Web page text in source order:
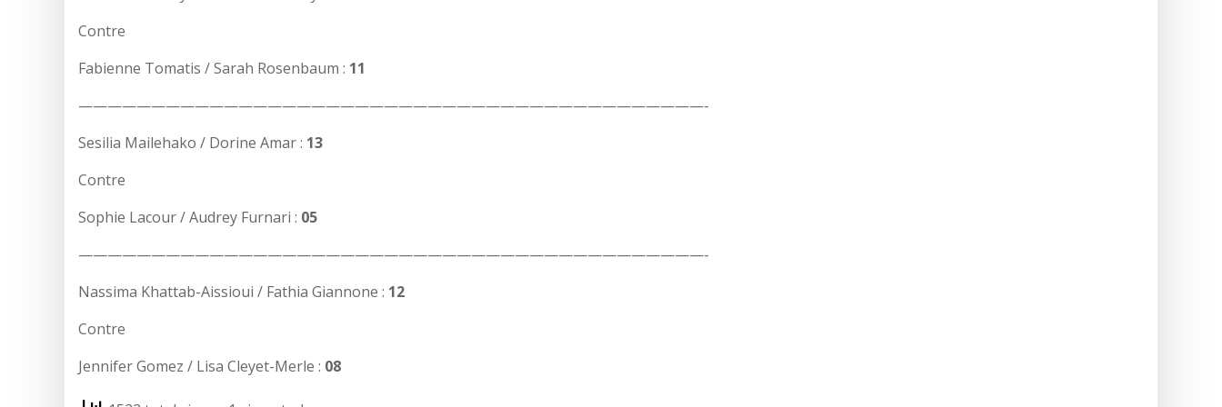
Contre
Fabienne Tomatis / Sarah Rosenbaum : 11
———————————————————————————————————————————-
Sesilia Mailehako / Dorine Amar : 13
Contre
Sophie Lacour / Audrey Furnari : 05
———————————————————————————————————————————-
Nassima Khattab-Aissioui / Fathia Giannone : 12
Contre
Jennifer Gomez / Lisa Cleyet-Merle : 08